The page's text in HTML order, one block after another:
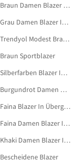
Braun Damen Blazer & Westen
Grau Damen Blazer In Übergröße
Trendyol Modest Braun Bescheidene Blazer
Braun Sportblazer
Silberfarben Blazer In Übergröße
Burgundrot Damen Blazer In Übergröße
Faina Blazer In Übergröße
Faina Damen Blazer In Übergröße
Khaki Damen Blazer In Übergröße
Bescheidene Blazer